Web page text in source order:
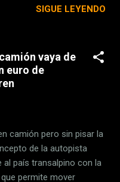
también noticias y
ya en tu iPhone. Y si
o amigo con Android (y
para que se pase a
pero es mejor iniciar
funciones de Tu Murcia
aplicación Tu Murcia
aplicación Funciona
SIGUE LEYENDO
vaya de
euro de
camión pero sin pisar la
de la autopista
al país transalpino con la
permite mover